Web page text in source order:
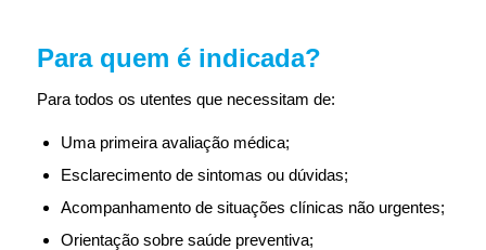
Para quem é indicada?
Para todos os utentes que necessitam de:
Uma primeira avaliação médica;
Esclarecimento de sintomas ou dúvidas;
Acompanhamento de situações clínicas não urgentes;
Orientação sobre saúde preventiva;